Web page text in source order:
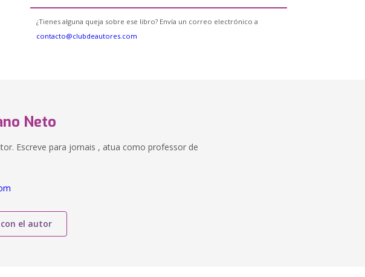
¿Tienes alguna queja sobre ese libro? Envía un correo electrónico a
contacto@clubdeautores.com
Neto
Escreve para jornais , atua como professor de
el autor